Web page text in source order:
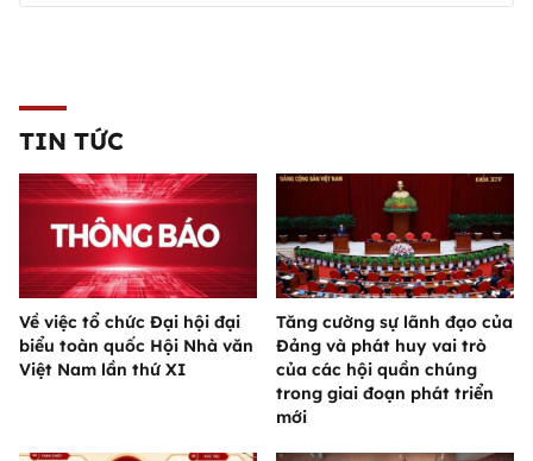
TIN TỨC
Về việc tổ chức Đại hội đại
biểu toàn quốc Hội Nhà văn
Việt Nam lần thứ XI
Tăng cường sự lãnh đạo của
Đảng và phát huy vai trò
của các hội quần chúng
trong giai đoạn phát triển
mới